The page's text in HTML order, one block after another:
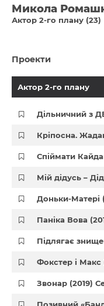
Микола
Актор 2-го плану (23)
Проекти
Актор 2-го плану
Дільничний з
Кріпосна.
Спіймати
Мій дідусь –
Доньки-Матері
Паніка Вова
Підлягає
Фокстер і Макс
Звонар (2019)